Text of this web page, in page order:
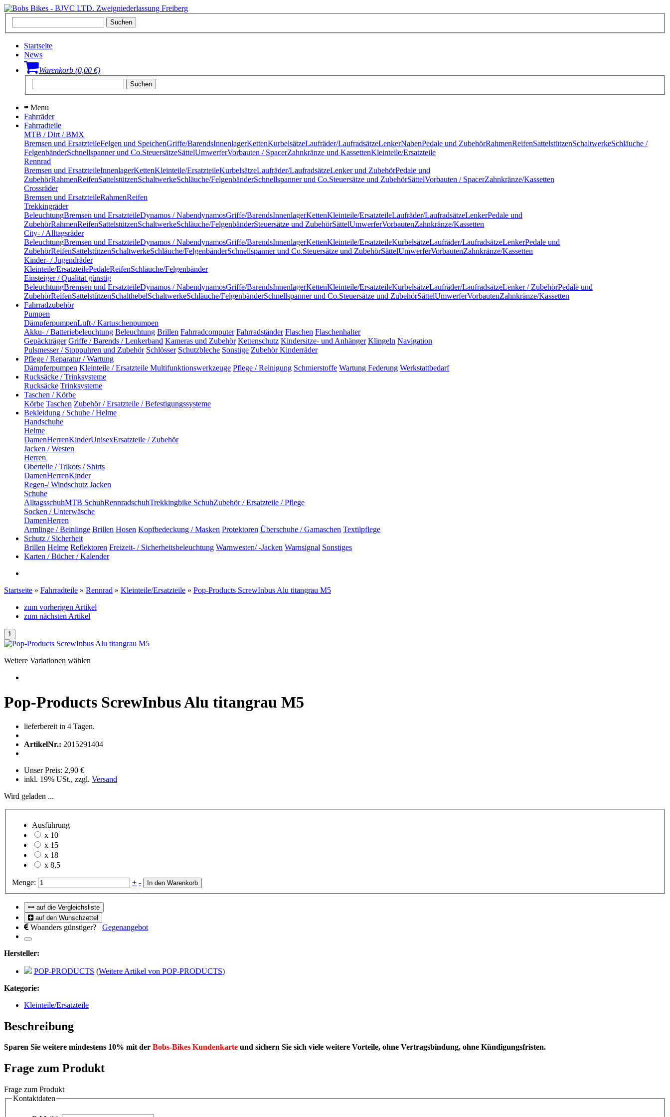
Startseite
News
Warenkorb (0,00 €)
≡ Menu
Fahrräder
Fahrradteile
MTB / Dirt / BMX
Bremsen und ErsatzteileFelgen und SpeichenGriffe/BarendsInnenlagerKettenKurbelsätzeLaufräder/LaufradsätzeLenkerNabenPedale und ZubehörRahmenReifenSattelstützenSchaltwerkeSchläuche /
FelgenbänderSchnellspanner und Co.SteuersätzeSättelUmwerferVorbauten / SpacerZahnkränze und KassettenKleinteile/Ersatzteile
Rennrad
Bremsen und ErsatzteileInnenlagerKettenKleinteile/ErsatzteileKurbelsätzeLaufräder/LaufradsätzeLenker und ZubehörPedale und
ZubehörRahmenReifenSattelstützenSchaltwerkeSchläuche/FelgenbänderSchnellspanner und Co.Steuersätze und ZubehörSättelVorbauten / SpacerZahnkränze/Kassetten
Crossräder
Bremsen und ErsatzteileRahmenReifen
Trekkingräder
BeleuchtungBremsen und ErsatzteileDynamos / NabendynamosGriffe/BarendsInnenlagerKettenKleinteile/ErsatzteileLaufräder/LaufradsätzeLenkerPedale und
ZubehörRahmenReifenSattelstützenSchaltwerkeSchläuche/FelgenbänderSteuersätze und ZubehörSättelUmwerferVorbautenZahnkränze/Kassetten
City- / Alltagsräder
BeleuchtungBremsen und ErsatzteileDynamos / NabendynamosGriffe/BarendsInnenlagerKettenKleinteile/ErsatzteileKurbelsätzeLaufräder/LaufradsätzeLenkerPedale und
ZubehörReifenSattelstützenSchaltwerkeSchläuche/FelgenbänderSchnellspanner und Co.Steuersätze und ZubehörSättelUmwerferVorbautenZahnkränze/Kassetten
Kinder- / Jugendräder
Kleinteile/ErsatzteilePedaleReifenSchläuche/Felgenbänder
Einsteiger / Qualität günstig
BeleuchtungBremsen und ErsatzteileDynamos / NabendynamosGriffe/BarendsInnenlagerKettenKleinteile/ErsatzteileKurbelsätzeLaufräder/LaufradsätzeLenker / ZubehörPedale und
ZubehörReifenSattelstützenSchalthebelSchaltwerkeSchläuche/FelgenbänderSchnellspanner und Co.Steuersätze und ZubehörSättelUmwerferVorbautenZahnkränze/Kassetten
Fahrradzubehör
Pumpen
DämpferpumpenLuft-/ Kartuschenpumpen
Akku- / Batteriebeleuchtung Beleuchtung Brillen Fahrradcomputer Fahrradständer Flaschen Flaschenhalter
Gepäckträger Griffe / Barends / Lenkerband Kameras und Zubehör Kettenschutz Kindersitze- und Anhänger Klingeln Navigation
Pulsmesser / Stoppuhren und Zubehör Schlösser Schutzbleche Sonstige Zubehör Kinderräder
Pflege / Reparatur / Wartung
Dämpferpumpen Kleinteile / Ersatzteile Multifunktionswerkzeuge Pflege / Reinigung Schmierstoffe Wartung Federung Werkstattbedarf
Rucksäcke / Trinksysteme
Rucksäcke Trinksysteme
Taschen / Körbe
Körbe Taschen Zubehör / Ersatzteile / Befestigungssysteme
Bekleidung / Schuhe / Helme
Handschuhe
Helme
DamenHerrenKinderUnisexErsatzteile / Zubehör
Jacken / Westen
Herren
Oberteile / Trikots / Shirts
DamenHerrenKinder
Regen-/ Windschutz Jacken
Schuhe
AlltagsschuhMTB SchuhRennradschuhTrekkingbike SchuhZubehör / Ersatzteile / Pflege
Socken / Unterwäsche
DamenHerren
Armlinge / Beinlinge Brillen Hosen Kopfbedeckung / Masken Protektoren Überschuhe / Gamaschen Textilpflege
Schutz / Sicherheit
Brillen Helme Reflektoren Freizeit- / Sicherheitsbeleuchtung Warnwesten/ -Jacken Warnsignal Sonstiges
Karten / Bücher / Kalender
Startseite » Fahrradteile » Rennrad » Kleinteile/Ersatzteile » Pop-Products ScrewInbus Alu titangrau M5
zum vorherigen Artikel
zum nächsten Artikel
Weitere Variationen wählen
Pop-Products ScrewInbus Alu titangrau M5
lieferbereit in 4 Tagen.
ArtikelNr.: 2015291404
Unser Preis: 2,90 €
inkl. 19% USt., zzgl. Versand
Wird geladen ...
Ausführung
x 10
x 15
x 18
x 8,5
Menge: + - In den Warenkorb
auf die Vergleichsliste
auf den Wunschzettel
Woanders günstiger? Gegenangebot
Hersteller:
POP-PRODUCTS (Weitere Artikel von POP-PRODUCTS)
Kategorie:
Kleinteile/Ersatzteile
Beschreibung
Sparen Sie weitere mindestens 10% mit der Bobs-Bikes Kundenkarte und sichern Sie sich viele weitere Vorteile, ohne Vertragsbindung, ohne Kündigungsfristen.
Frage zum Produkt
Frage zum Produkt
Kontaktdaten